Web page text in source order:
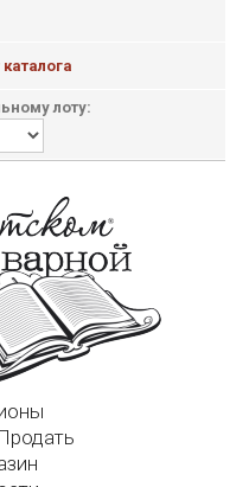
лоту: